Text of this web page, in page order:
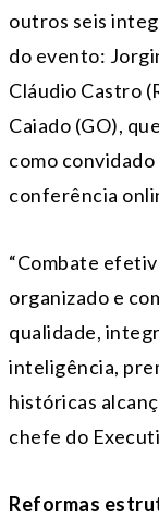
outros seis
do evento:
Cláudio Castro
Caiado (GO),
como
conferência
“Combate
organizado e
qualidade,
inteligência,
históricas
chefe do
Reformas